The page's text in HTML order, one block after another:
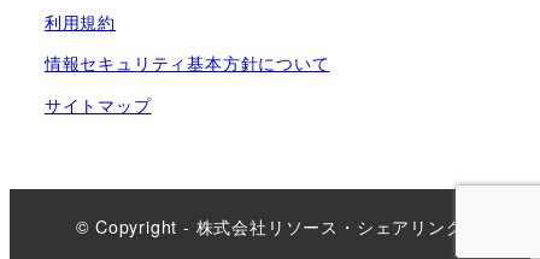
利用規約
情報セキュリティ基本方針について
サイトマップ
© Copyright - 株式会社リソース・シェアリング